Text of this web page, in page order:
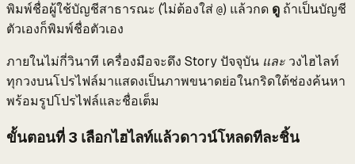
พิมพ์ชื่อผู้ใช้บัญชีสาธารณะ (ไม่ต้องใส่ @) แล้วกด ดู ถ้าเป็นบัญชี
ตัวเองก็พิมพ์ชื่อตัวเอง
ภายในไม่กี่วินาที เครื่องมือจะดึง Story ปัจจุบัน และ วงไฮไลท์
ทุกวงบนโปรไฟล์มาแสดงเป็นภาพขนาดย่อในกริดใต้ช่องค้นหา
พร้อมรูปโปรไฟล์และชื่อเต็ม
ขั้นตอนที่ 3 เลือกไฮไลท์แล้วดาวน์โหลดทีละชิ้น